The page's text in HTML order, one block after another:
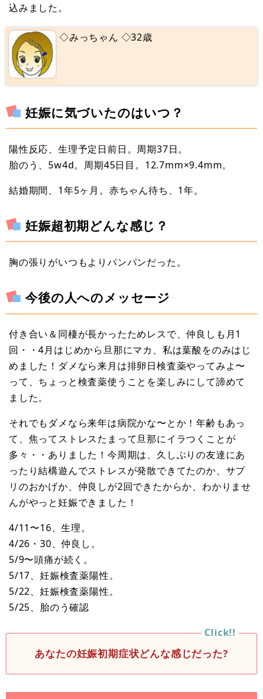
込みました。
◇みっちゃん ◇32歳
妊娠に気づいたのはいつ？
陽性反応、生理予定日前日。周期37日。
胎のう、5w4d。周期45日目。12.7mm×9.4mm。
結婚期間、1年5ヶ月。赤ちゃん待ち、1年。
妊娠超初期どんな感じ？
胸の張りがいつもよりパンパンだった。
今後の人へのメッセージ
付き合い＆同棲が長かったためレスで、仲良しも月1
回・・4月はじめから旦那にマカ、私は葉酸をのみはじ
めました！ダメなら来月は排卵日検査薬やってみよ〜
って、ちょっと検査薬使うことを楽しみにして諦めて
ました。
それでもダメなら来年は病院かな〜とか！年齢もあっ
て、焦ってストレスたまって旦那にイラつくことが
多々・・ありました！今周期は、久しぶりの友達にあ
ったり結構遊んでストレスが発散できてたのか、サプ
リのおかげか、仲良しが2回できたからか、わかりませ
んがやっと妊娠できました！
4/11〜16、生理。
4/26・30、仲良し。
5/9〜頭痛が続く。
5/17、妊娠検査薬陽性。
5/22、妊娠検査薬陽性。
5/25、胎のう確認
あなたの妊娠初期症状どんな感じだった?